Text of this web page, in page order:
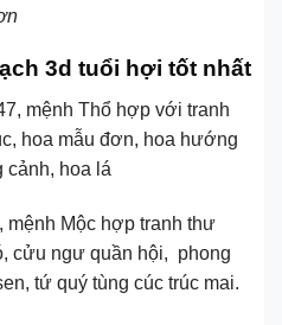
3d tuổi hợi tốt nhất
mệnh Thổ hợp với tranh
hoa mẫu đơn, hoa hướng
cảnh, hoa lá
Mộc hợp tranh thư
cửu ngư quần hội, phong
tứ quý tùng cúc trúc mai.